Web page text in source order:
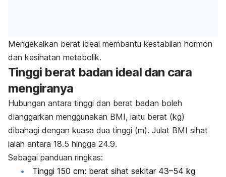
Mengekalkan berat ideal membantu kestabilan hormon
dan kesihatan metabolik.
Tinggi berat badan ideal dan cara
mengiranya
Hubungan antara tinggi dan berat badan boleh
dianggarkan menggunakan BMI, iaitu berat (kg)
dibahagi dengan kuasa dua tinggi (m). Julat BMI sihat
ialah antara 18.5 hingga 24.9.
Sebagai panduan ringkas:
Tinggi 150 cm: berat sihat sekitar 43–54 kg